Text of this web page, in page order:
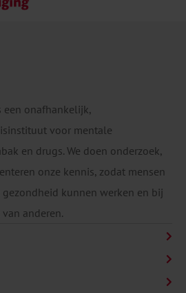
een onafhankelijk,
voor mentale
en drugs. We doen onderzoek,
onze kennis, zodat mensen
kunnen werken en bij
anderen.